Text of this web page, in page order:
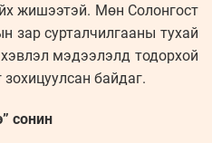
жишээтэй. Мөн Солонгост
зар сурталчилгааны тухай
мэдээлэлд тодорхой
байдаг.
сонин